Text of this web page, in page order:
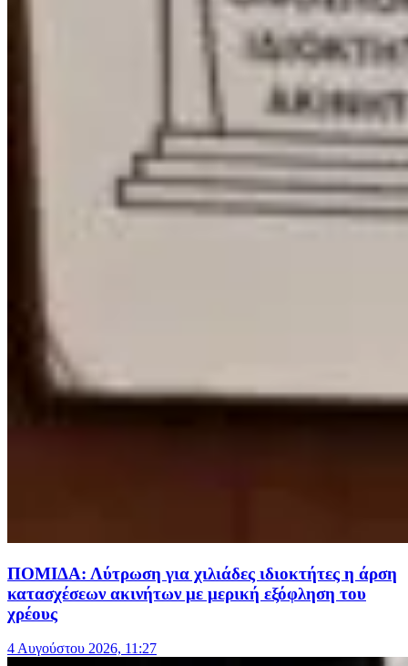
ΠΟΜΙΔΑ: Λύτρωση για χιλιάδες ιδιοκτήτες η άρση
κατασχέσεων ακινήτων με μερική εξόφληση του
χρέους
4 Αυγούστου 2026, 11:27